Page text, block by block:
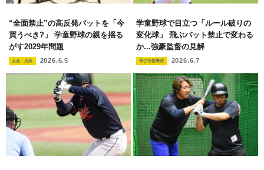
“全面禁止”の高反発バットを「今
買うべき?」 学童野球の親を揺る
がす2029年問題
お金・用具 2026.6.5
学童野球で目立つ「ルール破りの
変化球」 飛ぶバット禁止で変わる
か...強豪監督の見解
伸びる指導法 2026.6.7